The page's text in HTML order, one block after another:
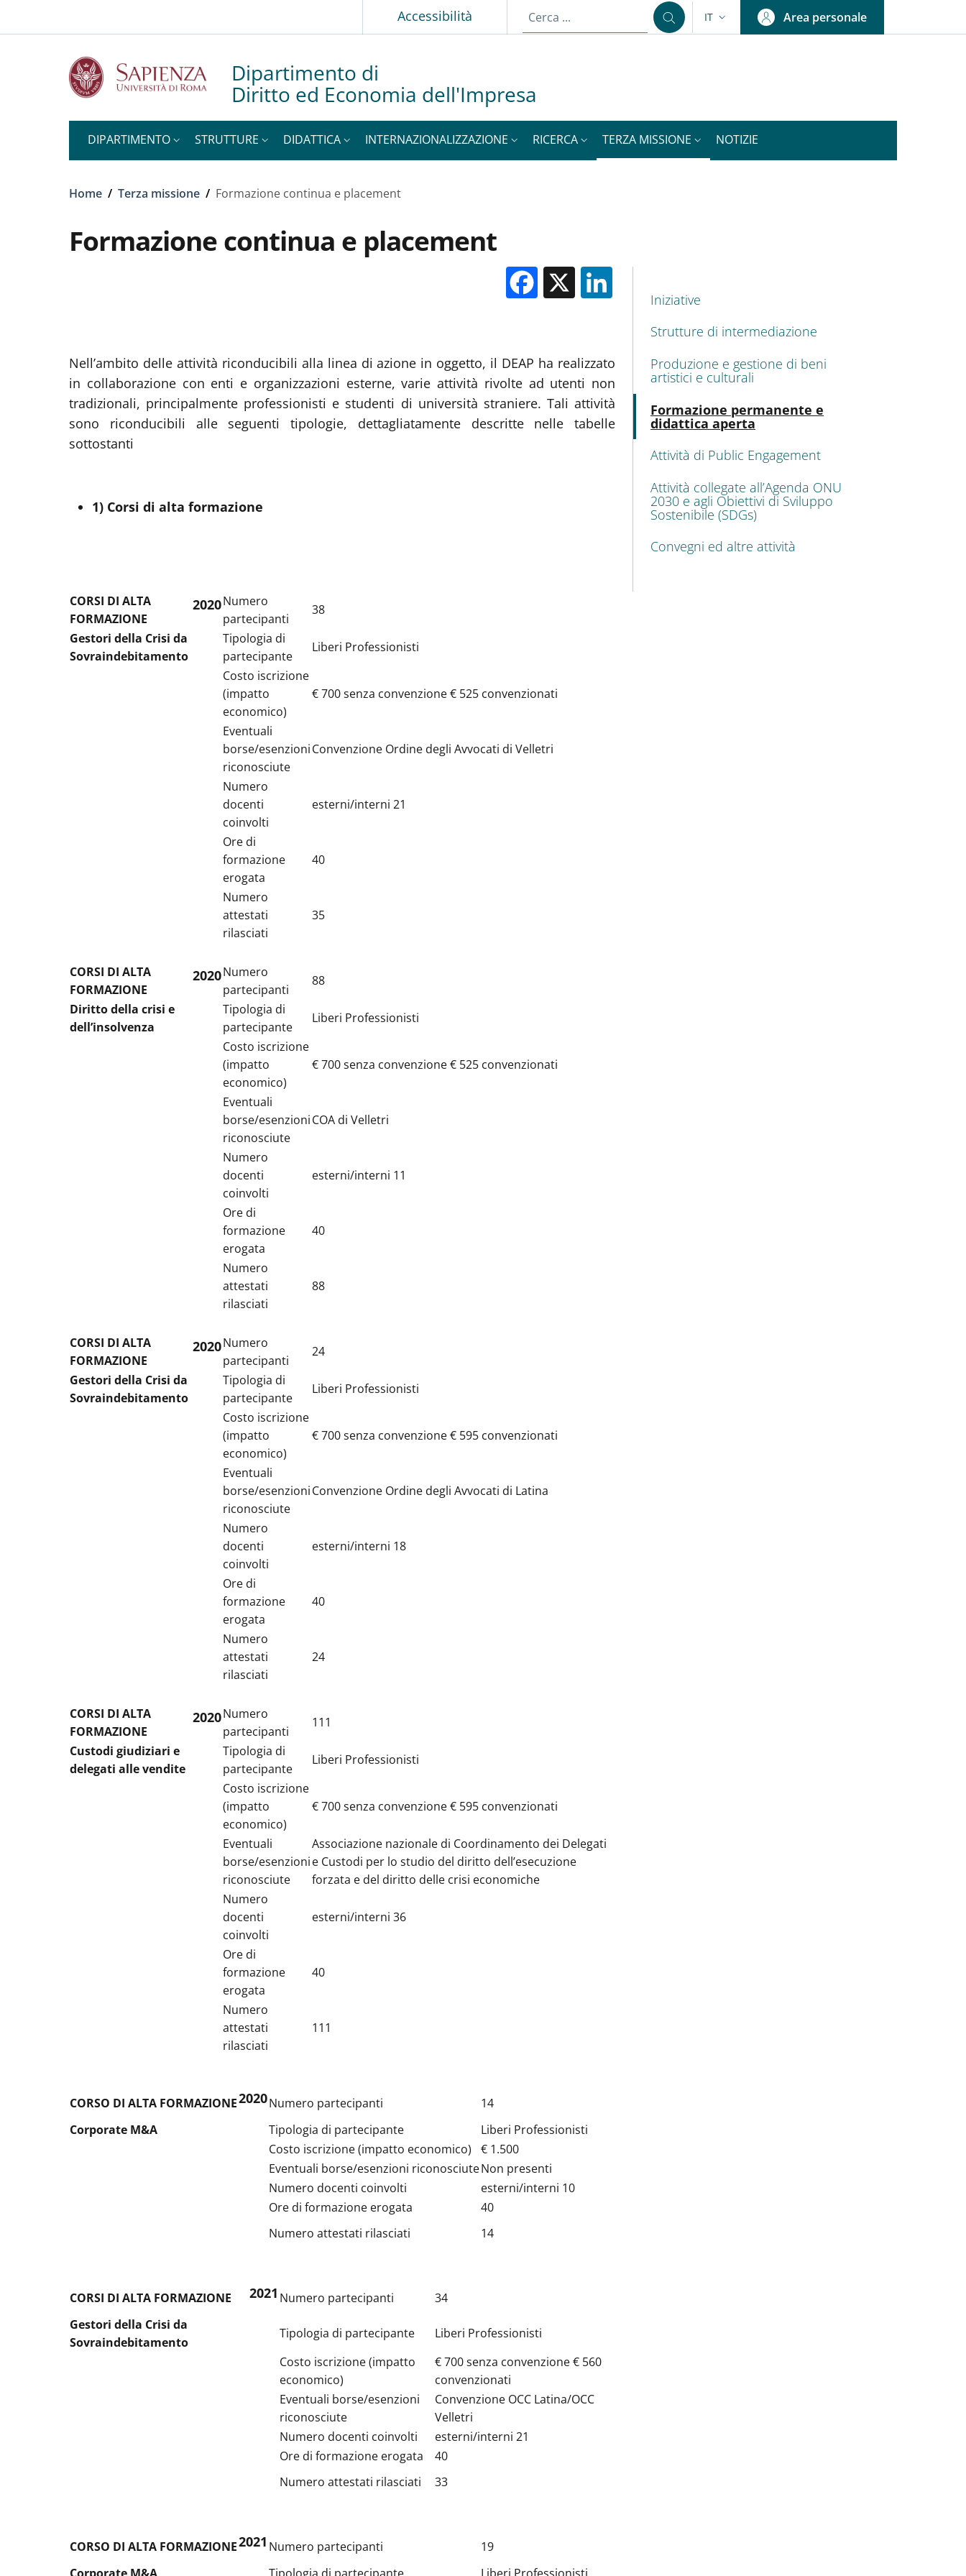
Accessibilità SELETTORE LINGUA: CURRENT LANGUAGE
IT Area personale
Dipartimento di
Diritto ed Economia dell'Impresa
DIPARTIMENTO STRUTTURE DIDATTICA INTERNAZIONALIZZAZIONE RICERCA TERZA MISSIONE NOTIZIE
Briciole di pane
Home / Terza missione / Formazione continua e placement
Formazione continua e placement
Facebook
X
Nell’ambito delle attività riconducibili alla linea di azione in oggetto, il DEAP ha realizzato
in collaborazione con enti e organizzazioni esterne, varie attività rivolte ad utenti non
tradizionali, principalmente professionisti e studenti di università straniere. Tali attività
sono riconducibili alle seguenti tipologie, dettagliatamente descritte nelle tabelle
sottostanti
1) Corsi di alta formazione
CORSI DI ALTA
FORMAZIONE
2020Numero
partecipanti
38
Gestori della Crisi da
Sovraindebitamento
Tipologia di
partecipante
Liberi Professionisti
Costo iscrizione
(impatto
economico)
€ 700 senza convenzione € 525 convenzionati
Eventuali
borse/esenzioni
riconosciute
Convenzione Ordine degli Avvocati di Velletri
Numero
docenti
coinvolti
esterni/interni 21
Ore di
formazione
erogata
40
Numero
attestati
rilasciati
35
CORSI DI ALTA
FORMAZIONE
2020Numero
partecipanti
88
Diritto della crisi e
dell’insolvenza
Tipologia di
partecipante
Liberi Professionisti
Costo iscrizione
(impatto
economico)
€ 700 senza convenzione € 525 convenzionati
Eventuali
borse/esenzioni
riconosciute
COA di Velletri
Numero
docenti
coinvolti
esterni/interni 11
Ore di
formazione
erogata
40
Numero
attestati
rilasciati
88
CORSI DI ALTA
FORMAZIONE
2020Numero
partecipanti
24
Gestori della Crisi da
Sovraindebitamento
Tipologia di
partecipante
Liberi Professionisti
Costo iscrizione
(impatto
economico)
€ 700 senza convenzione € 595 convenzionati
Eventuali
borse/esenzioni
riconosciute
Convenzione Ordine degli Avvocati di Latina
Numero
docenti
coinvolti
esterni/interni 18
Ore di
formazione
erogata
40
Numero
attestati
rilasciati
24
CORSI DI ALTA
FORMAZIONE
2020Numero
partecipanti
111
Custodi giudiziari e
delegati alle vendite
Tipologia di
partecipante
Liberi Professionisti
Costo iscrizione
(impatto
economico)
€ 700 senza convenzione € 595 convenzionati
Eventuali
borse/esenzioni
riconosciute
Associazione nazionale di Coordinamento dei Delegati
e Custodi per lo studio del diritto dell’esecuzione
forzata e del diritto delle crisi economiche
Numero
docenti
coinvolti
esterni/interni 36
Ore di
formazione
erogata
40
Numero
attestati
rilasciati
111
CORSO DI ALTA FORMAZIONE2020Numero partecipanti
14
Corporate M&A
Tipologia di partecipante
Liberi Professionisti
Costo iscrizione (impatto economico)
€ 1.500
Eventuali borse/esenzioni riconosciuteNon presenti
Numero docenti coinvolti
esterni/interni 10
Ore di formazione erogata
40
Numero attestati rilasciati
14
CORSI DI ALTA FORMAZIONE 2021 Numero partecipanti
34
Gestori della Crisi da
Sovraindebitamento
Tipologia di partecipante
Liberi Professionisti
Costo iscrizione (impatto
economico)
€ 700 senza convenzione € 560
convenzionati
Eventuali borse/esenzioni
riconosciute
Convenzione OCC Latina/OCC
Velletri
Numero docenti coinvolti
esterni/interni 21
Ore di formazione erogata
40
Numero attestati rilasciati
33
CORSO DI ALTA FORMAZIONE2021 Numero partecipanti
19
MENU CEV SECOND NAVIGATION
Iniziative
Strutture di intermediazione
Produzione e gestione di beni
artistici e culturali
Formazione permanente e
didattica aperta
Attività di Public Engagement
Attività collegate all’Agenda ONU
2030 e agli Obiettivi di Sviluppo
Sostenibile (SDGs)
Convegni ed altre attività